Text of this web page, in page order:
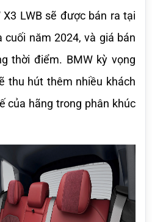
LWB sẽ được bán ra tại
cuối năm 2024, và giá bán
thời điểm. BMW kỳ vọng
thu hút thêm nhiều khách
của hãng trong phân khúc